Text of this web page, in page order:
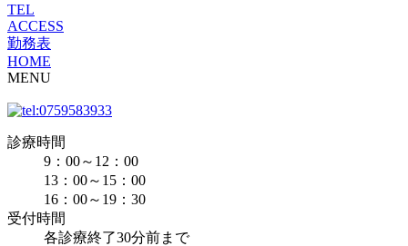
TEL
ACCESS
勤務表
HOME
MENU
診療時間
9：00～12：00
13：00～15：00
16：00～19：30
受付時間
各診療終了30分前まで